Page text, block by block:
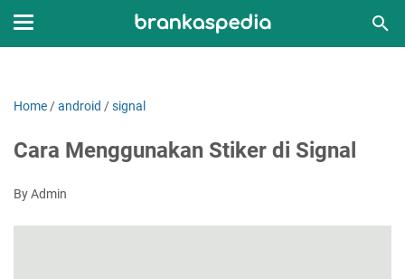
Home /android /signal
Cara Menggunakan Stiker di Signal
By Admin